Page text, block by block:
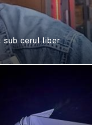
sub cerul liber